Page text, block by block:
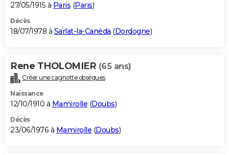
27/05/1915 à Paris (Paris)
Décès
18/07/1978 à Sarlat-la-Canéda (Dordogne)
Rene THOLOMIER (65 ans)
Créer une cagnotte obsèques
Naissance
12/10/1910 à Mamirolle (Doubs)
Décès
23/06/1976 à Mamirolle (Doubs)